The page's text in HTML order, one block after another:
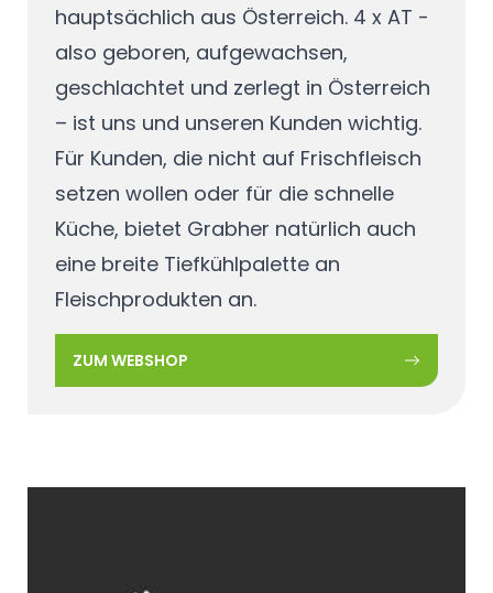
hauptsächlich aus Österreich. 4 x AT -
also geboren, aufgewachsen,
geschlachtet und zerlegt in Österreich
– ist uns und unseren Kunden wichtig.
Für Kunden, die nicht auf Frischfleisch
setzen wollen oder für die schnelle
Küche, bietet Grabher natürlich auch
eine breite Tiefkühlpalette an
Fleischprodukten an.
ZUM WEBSHOP